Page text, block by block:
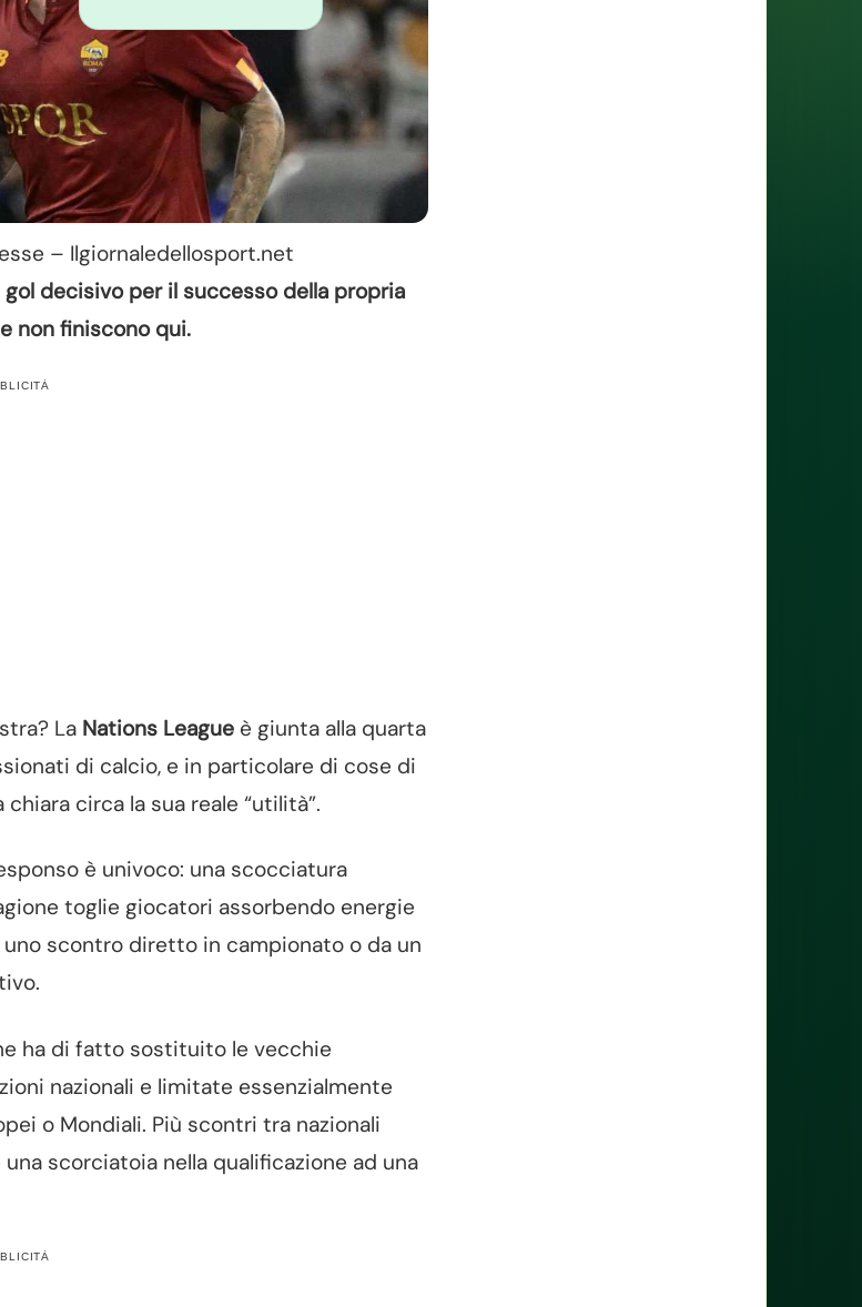
– Ilgiornaledellosport.net
decisivo per il successo della propria
non finiscono qui.
La Nations League è giunta alla quarta
di calcio, e in particolare di cose di
circa la sua reale “utilità”.
è univoco: una scocciatura
toglie giocatori assorbendo energie
scontro diretto in campionato o da un
ha di fatto sostituito le vecchie
nazionali e limitate essenzialmente
o Mondiali. Più scontri tra nazionali
scorciatoia nella qualificazione ad una